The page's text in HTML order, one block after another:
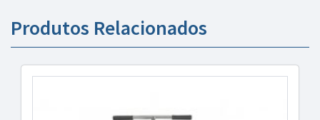
Produtos Relacionados